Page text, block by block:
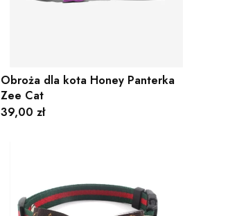
Obroża dla kota Honey Panterka
Zee Cat
Cena
39,00 zł